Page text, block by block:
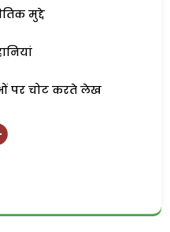
मुद्दे
पर चोट करते लेख